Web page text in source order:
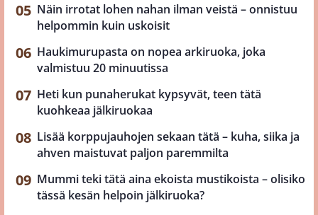
Näin irrotat lohen nahan ilman veistä – onnistuu
helpommin kuin uskoisit
Haukimurupasta on nopea arkiruoka, joka
valmistuu 20 minuutissa
Heti kun punaherukat kypsyvät, teen tätä
kuohkeaa jälkiruokaa
Lisää korppujauhojen sekaan tätä – kuha, siika ja
ahven maistuvat paljon paremmilta
Mummi teki tätä aina ekoista mustikoista – olisiko
tässä kesän helpoin jälkiruoka?